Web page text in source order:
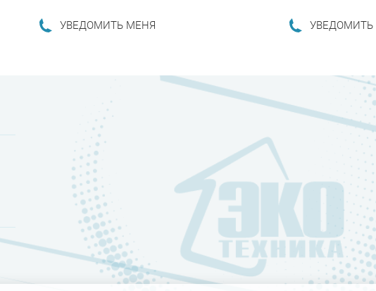
УВЕДОМИТЬ МЕНЯ УВЕДОМИТЬ